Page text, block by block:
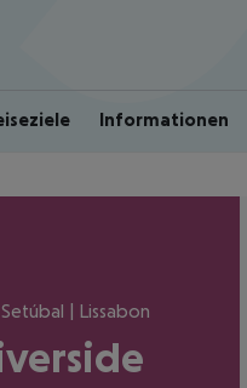
Informationen
| Lissabon